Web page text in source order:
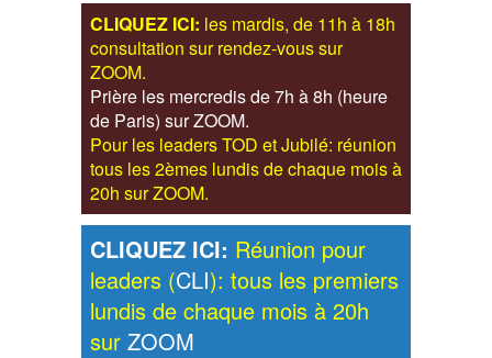
CLIQUEZ ICI: les mardis, de 11h à 18h
consultation sur rendez-vous sur
ZOOM.
Prière les mercredis de 7h à 8h (heure
de Paris) sur ZOOM.
Pour les leaders TOD et Jubilé: réunion
tous les 2èmes lundis de chaque mois à
20h sur ZOOM.
CLIQUEZ ICI: Réunion pour
leaders (CLI): tous les premiers
lundis de chaque mois à 20h
sur ZOOM